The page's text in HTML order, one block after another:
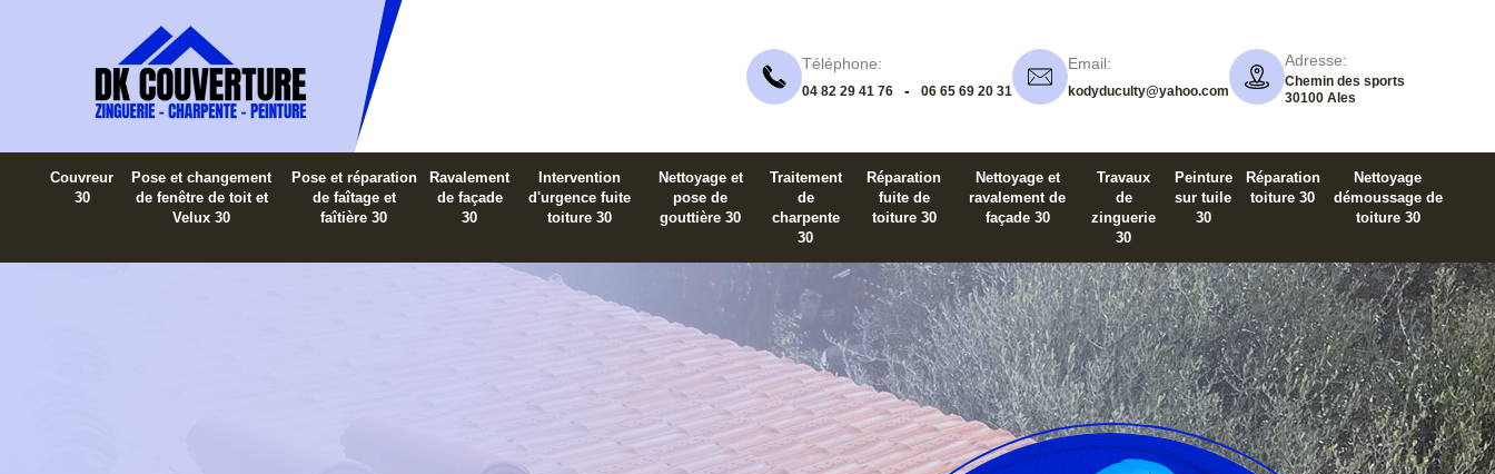
Téléphone:
04 82 29 41 76 - 06 65 69 20 31
Email:
kodyduculty@yahoo.com
Adresse:
Chemin des sports
30100 Ales
Couvreur
30
Pose et changement
de fenêtre de toit et
Velux 30
Pose et réparation
de faîtage et
faîtière 30
Ravalement
de façade
30
Intervention
d'urgence fuite
toiture 30
Nettoyage et
pose de
gouttière 30
Traitement
de
charpente
30
Réparation
fuite de
toiture 30
Nettoyage et
ravalement de
façade 30
Travaux
de
zinguerie
30
Peinture
sur tuile
30
Réparation
toiture 30
Nettoyage
démoussage de
toiture 30